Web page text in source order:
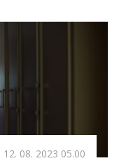
kot da ne
ne koristi,
kar samo še
dobro, da se
in kako se jih
preberete v
12. 08. 2023 05.00